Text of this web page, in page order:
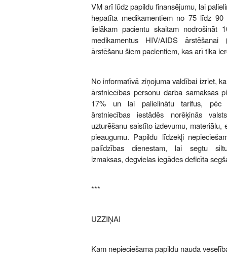
VM arī lūdz papildu finansējumu, lai
hepatīta medikamentiem no 75 līdz
lielākam pacientu skaitam nodrošināt
medikamentus HIV/AIDS
ārstēšanu šiem pacientiem, kas arī tika
No informatīvā ziņojuma valdībai izriet,
ārstniecības personu darba samaksas
17% un lai palielinātu tarifus, pēc
ārstniecības iestādēs norēķinās
uzturēšanu saistīto izdevumu, materiālu,
pieaugumu. Papildu līdzekļi
palīdzības dienestam, lai segtu
izmaksas, degvielas iegādes deficīta
***
UZZIŅAI
Kam nepieciešama papildu nauda